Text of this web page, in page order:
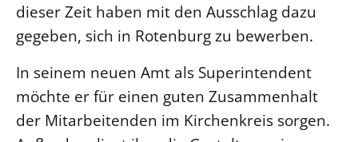
dieser Zeit haben mit den Ausschlag dazu
gegeben, sich in Rotenburg zu bewerben.
In seinem neuen Amt als Superintendent
möchte er für einen guten Zusammenhalt
der Mitarbeitenden im Kirchenkreis sorgen.
Kantine Speiseplan
Kirchliches Amtsblatt
Kirchliche Verwaltung
Klimaschutzgesetz
Kunstreferat